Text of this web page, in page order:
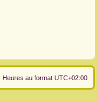
Heures au format UTC+02:00